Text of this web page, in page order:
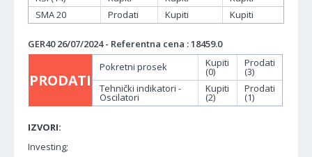
SMA 20
Prodati Kupiti Kupiti
GER40 26/07/2024 - Referentna cena : 18459.0
PRODATI
Pokretni prosek Kupiti
(0)
Prodati
(3)
Tehnički indikatori -
Oscilatori
Kupiti
(2)
Prodati
(1)
IZVORI:
Investing;